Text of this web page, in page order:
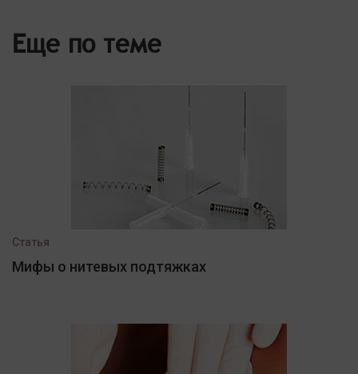
Еще по теме
Статья
Мифы о нитевых подтяжках